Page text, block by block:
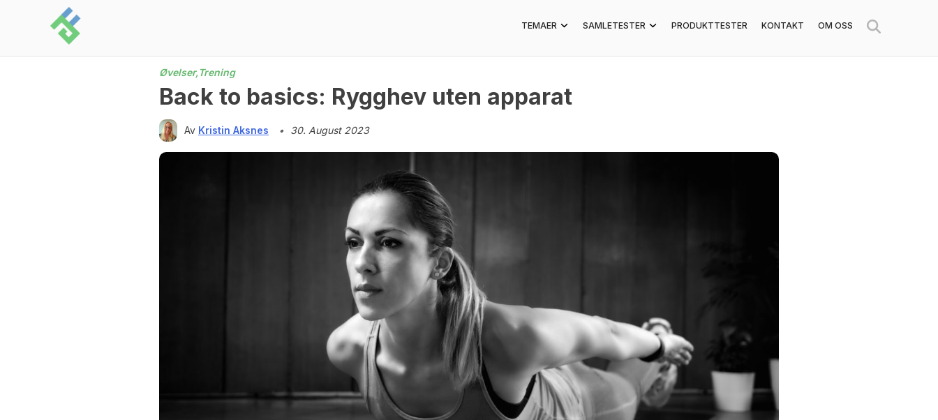
TEMAER SAMLETESTER PRODUKTTESTER KONTAKT OM OSS
Øvelser,Trening
Back to basics: Rygghev uten apparat
Av Kristin Aksnes • 30. August 2023